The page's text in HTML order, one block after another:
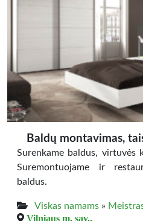
Baldų montavimas,
Surenkame baldus, virtuvės
Suremontuojame ir
baldus.
Viskas namams »
Vilniaus m. sav.,